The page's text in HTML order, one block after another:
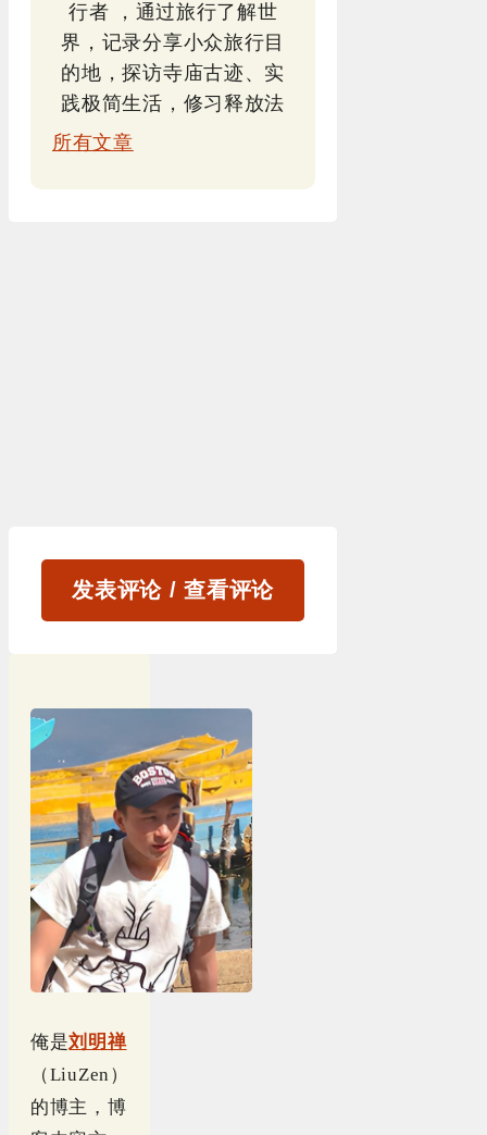
行者 ，通过旅行了解世
界，记录分享小众旅行目
的地，探访寺庙古迹、实
践极简生活，修习释放法
所有文章
发表评论 / 查看评论
俺是刘明禅
（LiuZen）
的博主，博